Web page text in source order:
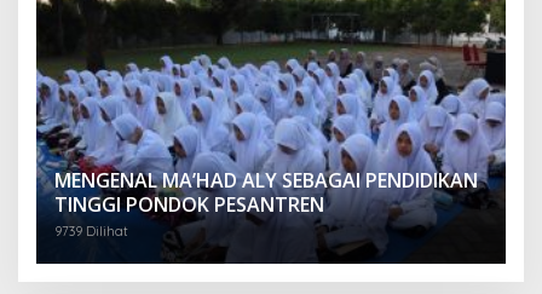
MENGENAL MA’HAD ALY SEBAGAI PENDIDIKAN
TINGGI PONDOK PESANTREN
9739 Dilihat